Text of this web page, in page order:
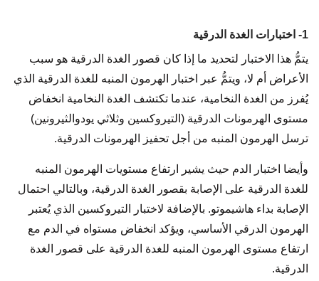
1- اختبارات الغدة الدرقية
يتمُّ هذا الاختبار لتحديد ما إذا كان قصور الغدة الدرقية هو سبب
الأعراض أم لا، ويتمُّ عبر اختبار الهرمون المنبه للغدة الدرقية الذي
يُفرز من الغدة النخامية، عندما تكتشف الغدة النخامية انخفاض
مستوى الهرمونات الدرقية (التيروكسين وثلاثي يودوالثيرونين)
ترسل الهرمون المنبه من أجل تحفيز الهرمونات الدرقية.
وأيضا اختبار الدم حيث يشير ارتفاع مستويات الهرمون المنبه
للغدة الدرقية على الإصابة بقصور الغدة الدرقية، وبالتالي احتمال
الإصابة بداء هاشيموتو. بالإضافة لاختبار التيروكسين الذي يُعتبر
الهرمون الدرقي الأساسي، ويؤكد انخفاض مستواه في الدم مع
ارتفاع مستوى الهرمون المنبه للغدة الدرقية على قصور الغدة
الدرقية.